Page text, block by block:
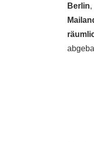
Berlin,